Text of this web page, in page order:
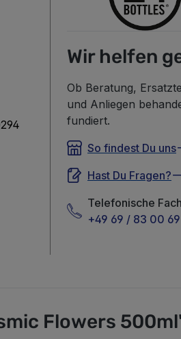
Wir helfen
Ob Beratung,
und Anliegen
fundiert.
So findest Du uns
Hast Du Fragen?
Telefonische
+49 69 / 83 00
Flowers